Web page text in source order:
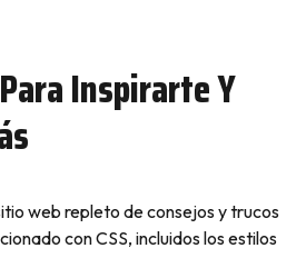
Inspirarte Y
web repleto de consejos y trucos
con CSS, incluidos los estilos